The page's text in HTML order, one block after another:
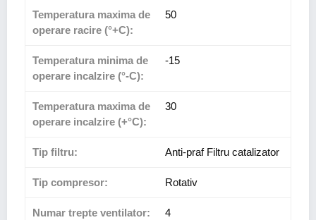
Temperatura maxima de
operare racire (°+C):
50
Temperatura minima de
operare incalzire (°-C):
-15
Temperatura maxima de
operare incalzire (+°C):
30
Tip filtru: Anti-praf Filtru catalizator
Tip compresor: Rotativ
Numar trepte ventilator: 4